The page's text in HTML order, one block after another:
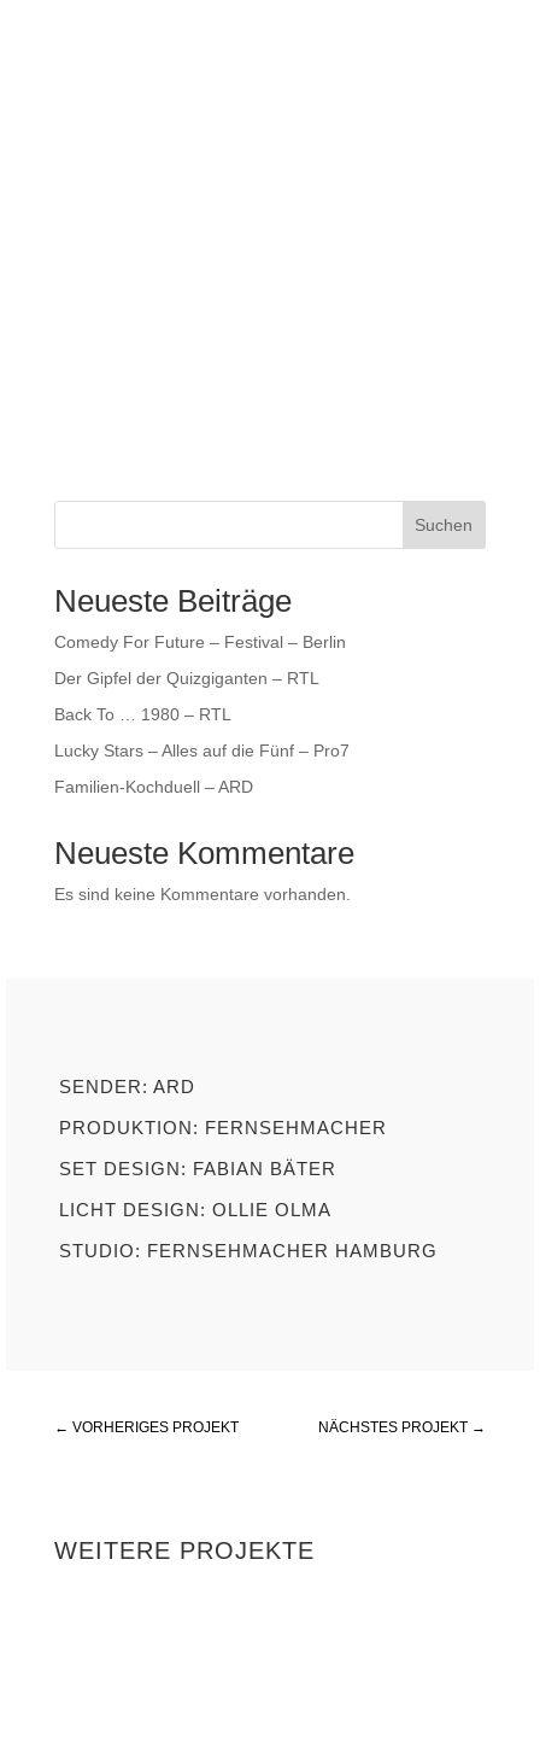
Suchen
Neueste Beiträge
Comedy For Future – Festival – Berlin
Der Gipfel der Quizgiganten – RTL
Back To … 1980 – RTL
Lucky Stars – Alles auf die Fünf – Pro7
Familien-Kochduell – ARD
Neueste Kommentare
Es sind keine Kommentare vorhanden.
SENDER: ARD
PRODUKTION: FERNSEHMACHER
SET DESIGN: FABIAN BÄTER
LICHT DESIGN: OLLIE OLMA
STUDIO: FERNSEHMACHER HAMBURG
← VORHERIGES PROJEKT NÄCHSTES PROJEKT →
WEITERE PROJEKTE